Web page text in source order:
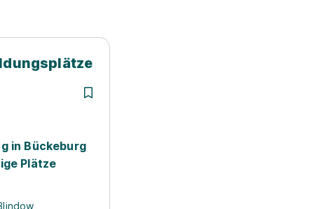
in Bückeburg
Plätze